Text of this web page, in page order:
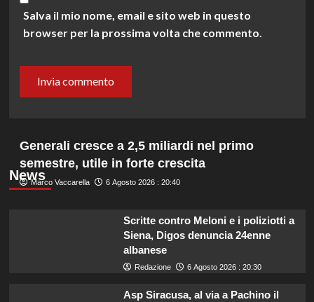
Salva il mio nome, email e sito web in questo
browser per la prossima volta che commento.
News
Generali cresce a 2,5 miliardi nel primo
semestre, utile in forte crescita
Marco Vaccarella 6 Agosto 2026 : 20:40
Scritte contro Meloni e i poliziotti a
Siena, Digos denuncia 24enne
albanese
Redazione 6 Agosto 2026 : 20:30
Asp Siracusa, al via a Pachino il